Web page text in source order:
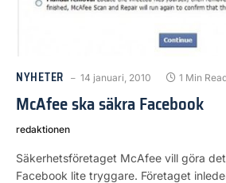
NYHETER 14 januari, 2010 1 Min
McAfee ska säkra Facebook
redaktionen
Säkerhetsföretaget McAfee vill göra
Facebook lite tryggare. Företaget